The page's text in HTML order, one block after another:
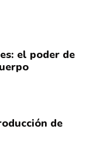
el poder de
de